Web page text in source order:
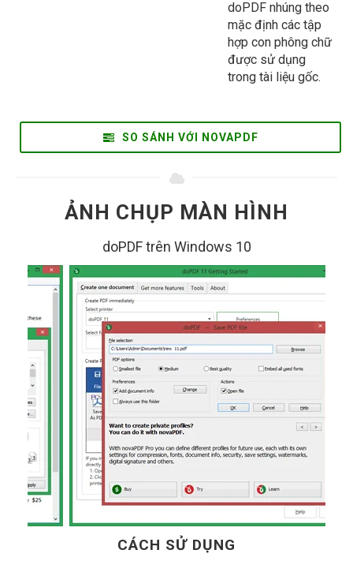
doPDF nhúng theo
mặc định các tập
hợp con phông chữ
được sử dụng
trong tài liệu gốc.
SO SÁNH VỚI NOVAPDF
ẢNH CHỤP MÀN HÌNH
doPDF trên Windows 10
CÁCH SỬ DỤNG